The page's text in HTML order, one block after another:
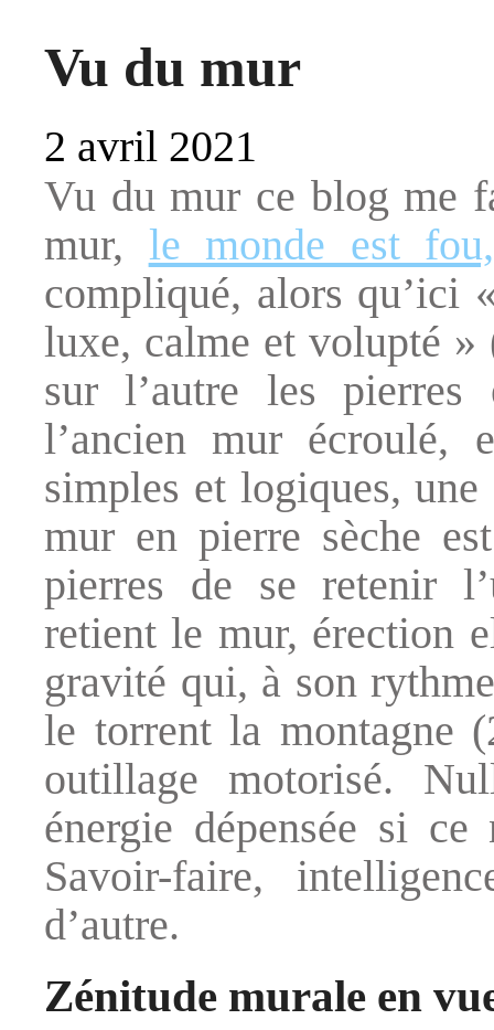
Vu du mur
2 avril 2021
Vu du mur ce blog me
mur, le monde est
compliqué, alors qu’ici
luxe, calme et volupté »
sur l’autre les
l’ancien mur écroulé,
simples et logiques,
mur en pierre sèche
pierres de se retenir
retient le mur, érection
gravité qui, à son
le torrent la montagne
outillage motorisé.
énergie dépensée si
Savoir-faire,
d’autre.
Zénitude murale en